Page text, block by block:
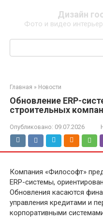
контенту
Дизайн
Фото и видео
Поиск:
Главная » Новости
Обновление ERP-
строительных
Опубликовано: 09.07.2026
Компания «Философт»
ERP-системы,
Обновления касаются
управления кредитами и
корпоративными